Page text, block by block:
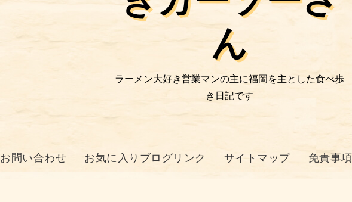
ん
ラーメン大好き営業マンの主に福岡を主とした食べ歩
き日記です
お問い合わせ お気に入りブログリンク サイトマップ 免責事項